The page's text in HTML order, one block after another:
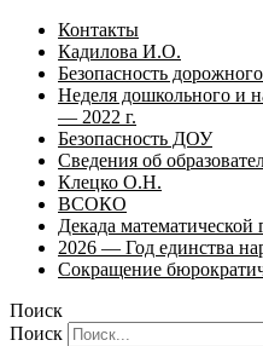
Контакты
Кадилова И.О.
Безопасность
Неделя дошкольного и
— 2022 г.
Безопасность ДОУ
Сведения об
Клецко О.Н.
ВСОКО
Декада математической
2026 — Год единства
Сокращение
Поиск
Поиск